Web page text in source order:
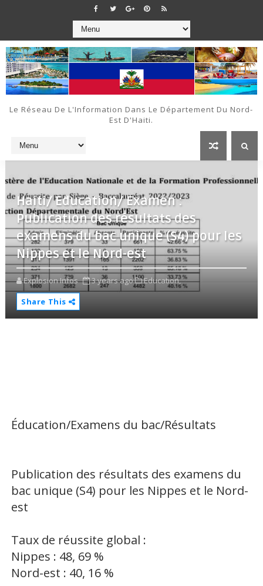
Le Réseau De L'Information Dans Le Département Du Nord-
Est D'Haiti.
Haiti/ Education/ Examen :
Publication des résultats des
examens du bac unique (S4) pour les
Nippes et le Nord-est
Explosion Infos 3 years ago
Education,
Share This
Éducation/Examens du bac/Résultats
Publication des résultats des examens du
bac unique (S4) pour les Nippes et le Nord-
est
Taux de réussite global :
Nippes : 48, 69 %
Nord-est : 40, 16 %